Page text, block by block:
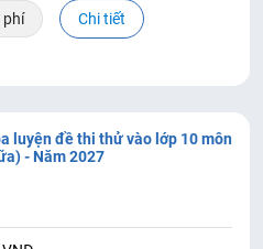
phí Chi tiết
luyện đề thi thử vào lớp 10 môn
- Năm 2027